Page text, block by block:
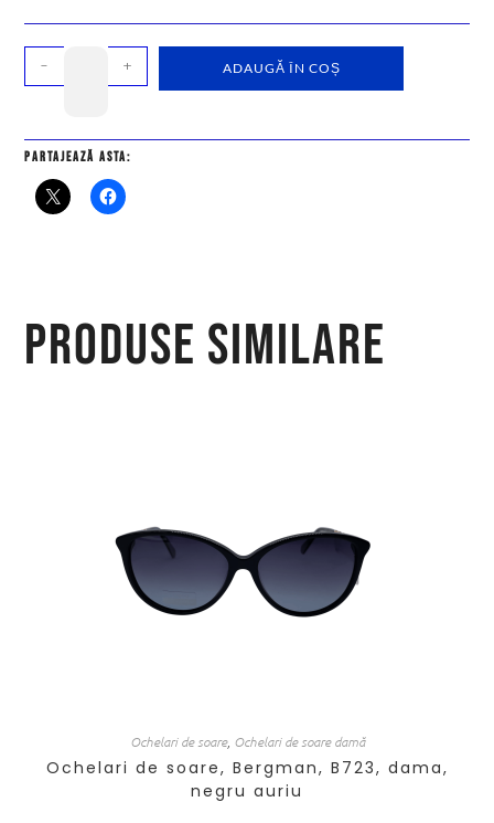
- + ADAUGĂ ÎN COȘ
Partajează asta:
Produse similare
Ochelari de soare, Ochelari de soare damă
Ochelari de soare, Bergman, B723, dama,
negru auriu